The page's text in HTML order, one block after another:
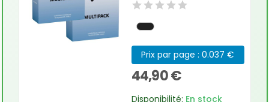
Prix par page : 0.037 €
44,90 €
Disponibilité: En stock